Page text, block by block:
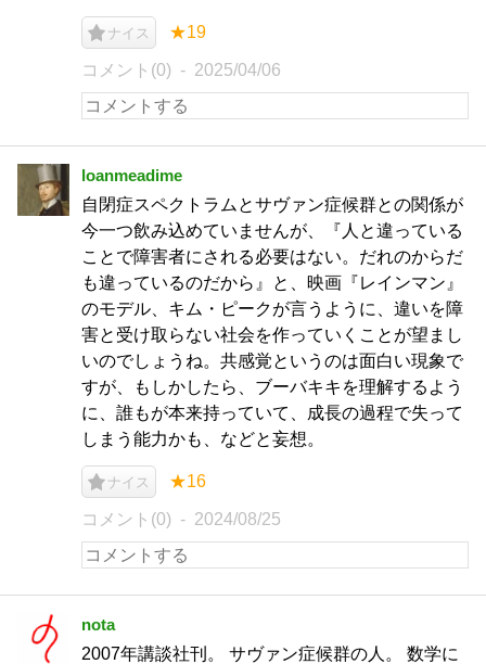
ナイス ★19
コメント(0) 2025/04/06
loanmeadime
自閉症スペクトラムとサヴァン症候群との関係が
今一つ飲み込めていませんが、『人と違っている
ことで障害者にされる必要はない。だれのからだ
も違っているのだから』と、映画『レインマン』
のモデル、キム・ピークが言うように、違いを障
害と受け取らない社会を作っていくことが望まし
いのでしょうね。共感覚というのは面白い現象で
すが、もしかしたら、ブーバキキを理解するよう
に、誰もが本来持っていて、成長の過程で失って
しまう能力かも、などと妄想。
ナイス ★16
コメント(0) 2024/08/25
nota
2007年講談社刊。 サヴァン症候群の人。 数学に